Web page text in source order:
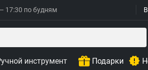
17:30 по будням
инструмент Подарки